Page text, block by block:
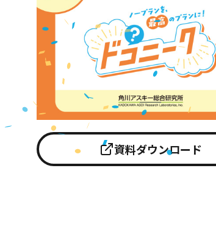
資料ダウンロード